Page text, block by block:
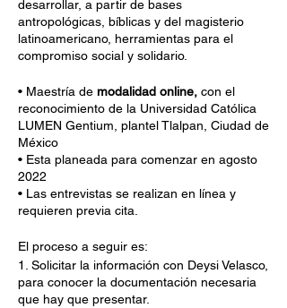
desarrollar, a partir de bases
antropológicas, bíblicas y del magisterio
latinoamericano, herramientas para el
compromiso social y solidario.
• Maestría de modalidad online, con el
reconocimiento de la Universidad Católica
LUMEN Gentium, plantel Tlalpan, Ciudad de
México
• Esta planeada para comenzar en agosto
2022
• Las entrevistas se realizan en línea y
requieren previa cita.
El proceso a seguir es:
1. Solicitar la información con Deysi Velasco,
para conocer la documentación necesaria
que hay que presentar.